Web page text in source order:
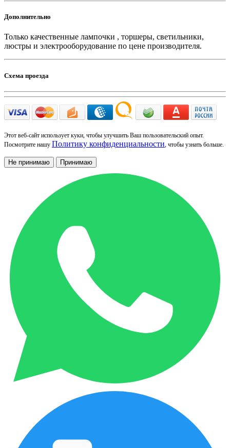
Дополнительно
Только качественные лампочки , торшеры, светильники,
люстры и электрооборудование по цене производителя.
Схема проезда
Этот веб-сайт использует куки, чтобы улучшить Ваш пользовательский опыт.
Посмотрите нашу Политику конфиденциальности, чтобы узнать больше.
Не принимаю Принимаю